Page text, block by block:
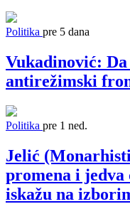
Politika pre 5 dana
Vukadinović:
antirežimski
Politika pre 1 ned.
Jelić
promena i jedva
iskažu na